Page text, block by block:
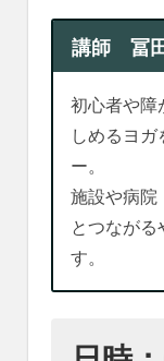
る
社
会
を、
世
代
に
き
継
豊
講師 冨
初心者や障
しめるヨ
ー。
施設や病院
とつなが
す。